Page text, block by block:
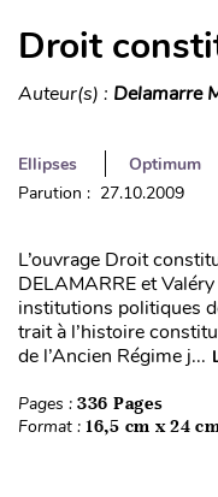
Droit
Auteur(s) : Delamarre
Ellipses
Optimum
Parution : 27.10.2009
L’ouvrage Droit
DELAMARRE et
institutions politiques
trait à l’histoire
de l’Ancien Régime j...
Pages : 336 Pages
Format : 16,5 cm x 24